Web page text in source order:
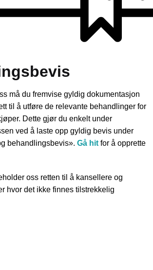
må du fremvise gyldig dokumentasjon
til å utføre de relevante behandlinger for
Dette gjør du enkelt under
ved å laste opp gyldig bevis under
behandlingsbevis». Gå hit for å opprette
oss retten til å kansellere og
hvor det ikke finnes tilstrekkelig